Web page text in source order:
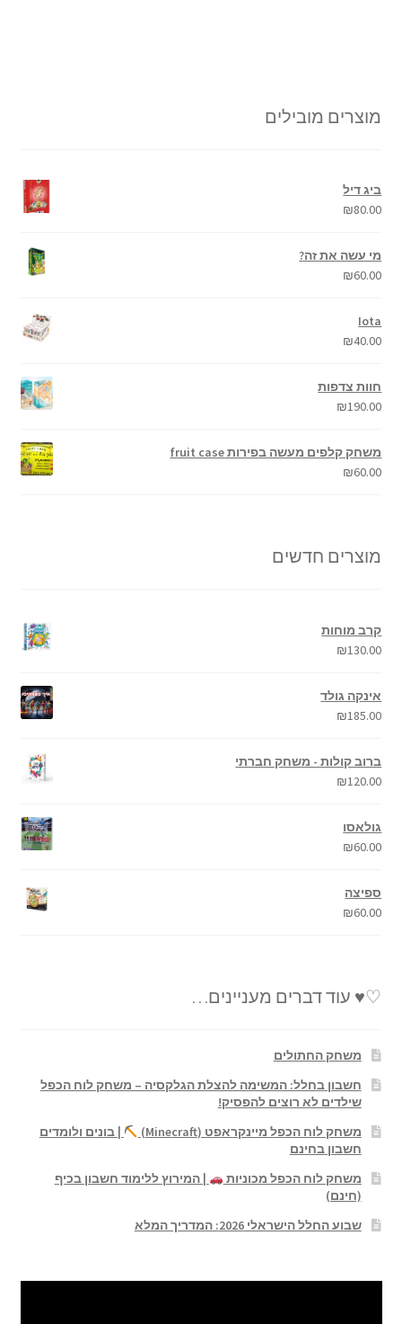
מוצרים מובילים
ביג דיל
₪80.00
מי עשה את זה?
₪60.00
Iota
₪40.00
חוות צדפות
₪190.00
משחק קלפים מעשה בפירות fruit case
₪60.00
מוצרים חדשים
קרב מוחות
₪130.00
אינקה גולד
₪185.00
ברוב קולות - משחק חברתי
₪120.00
גולאסו
₪60.00
ספיצה
₪60.00
♡♥ עוד דברים מעניינים…
משחק החתולים
חשבון בחלל: המשימה להצלת הגלקסיה – משחק לוח הכפל
שילדים לא רוצים להפסיק!
משחק לוח הכפל מיינקראפט (Minecraft)
| בונים ולומדים
חשבון בחינם
משחק לוח הכפל מכוניות
| המירוץ ללימוד חשבון בכיף
(חינם)
שבוע החלל הישראלי 2026: המדריך המלא